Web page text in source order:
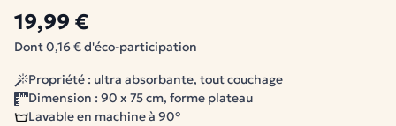
19,99 €
Dont 0,16 € d'éco-participation
Propriété : ultra absorbante, tout couchage
Dimension : 90 x 75 cm, forme plateau
Lavable en machine à 90°